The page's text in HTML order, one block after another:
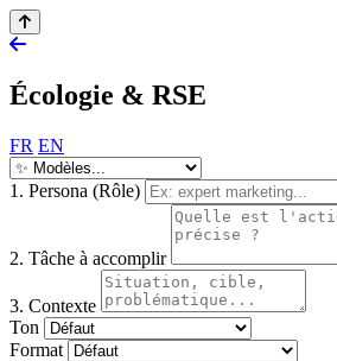
Écologie & RSE
FR EN
1. Persona (Rôle)
2. Tâche à accomplir
3. Contexte
Ton
Format